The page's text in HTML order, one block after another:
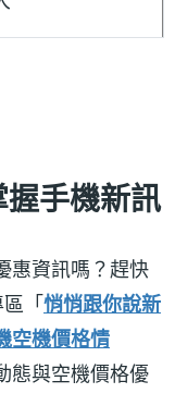
握手機新訊
惠資訊嗎？趕快
「 悄悄跟你說新
空機價格情
態與空機價格優